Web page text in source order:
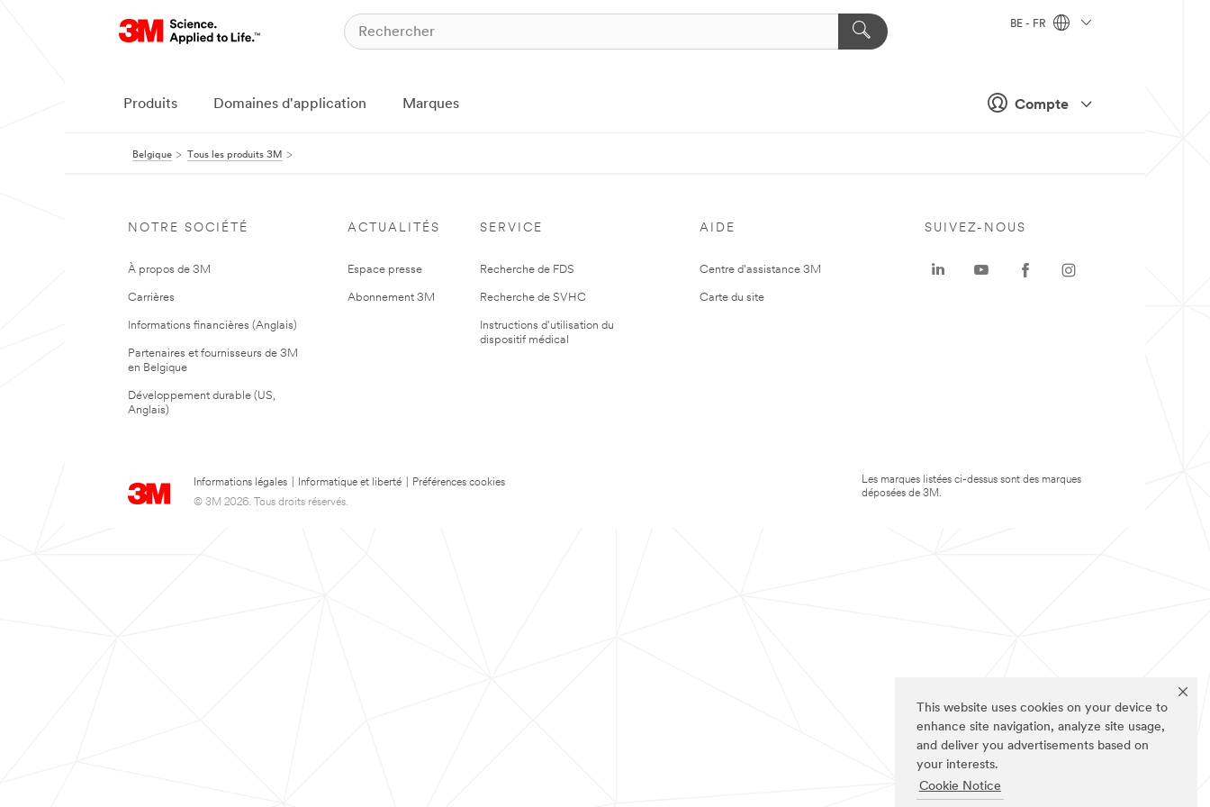
This website uses cookies on your device to
enhance site navigation, analyze site usage,
and deliver you advertisements based on
your interests.
Cookie Notice
Compte
BE - FR
Produits Domaines d'application Marques
Belgique Tous les produits 3M
NOTRE SOCIÉTÉ
À propos de 3M
Carrières
Informations financières (Anglais)
Partenaires et fournisseurs de 3M
en Belgique
Développement durable (US,
Anglais)
ACTUALITÉS
Espace presse
Abonnement 3M
SERVICE
Recherche de FDS
Recherche de SVHC
Instructions d'utilisation du
dispositif médical
AIDE
Centre d'assistance 3M
Carte du site
Informations légales Informatique et liberté
Préférences cookies
© 3M 2026. Tous droits réservés.
SUIVEZ-NOUS
Les marques listées ci-dessus sont des marques
déposées de 3M.